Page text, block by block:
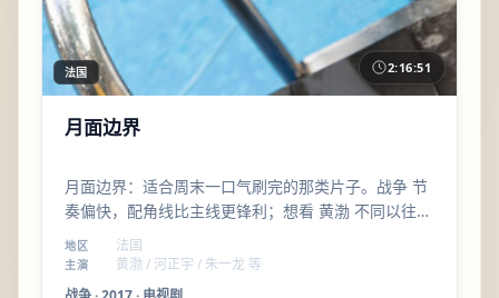
法国 2:16:51
月面边界
月面边界：适合周末一口气刷完的那类片子。战争 节
奏偏快，配角线比主线更锋利；想看 黄渤 不同以往气
质的观众，可以优先加入片单。
地区 法国
主演
黄渤 / 河正宇 / 朱一龙 等